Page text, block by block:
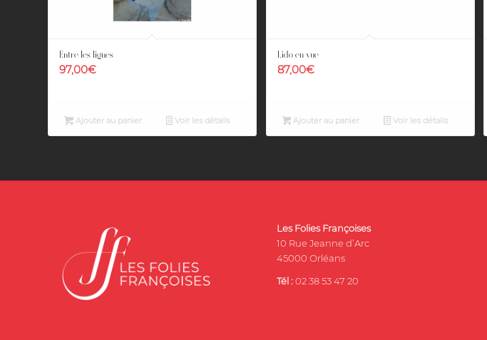
Entre les lignes
97,00€
Ajouter au panier Voir les détails
Lido en vue
87,00€
Ajouter au panier Voir les détails
Les Folies Françoises
10 Rue Jeanne d’Arc
45000 Orléans
Tél : 02 38 53 47 20